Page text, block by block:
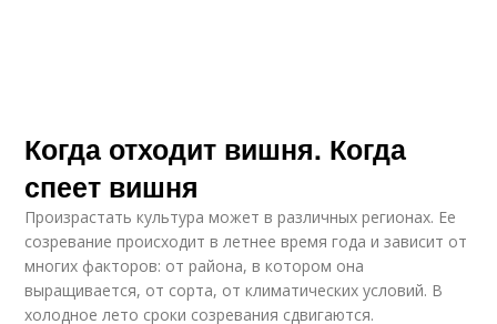
Когда отходит вишня. Когда
спеет вишня
Произрастать культура может в различных регионах. Ее
созревание происходит в летнее время года и зависит от
многих факторов: от района, в котором она
выращивается, от сорта, от климатических условий. В
холодное лето сроки созревания сдвигаются.